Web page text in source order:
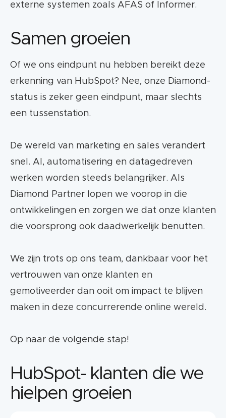
externe systemen zoals AFAS of Informer.
Samen groeien
Of we ons eindpunt nu hebben bereikt deze
erkenning van HubSpot? Nee, onze Diamond-
status is zeker geen eindpunt, maar slechts
een tussenstation.
De wereld van marketing en sales verandert
snel. AI, automatisering en datagedreven
werken worden steeds belangrijker. Als
Diamond Partner lopen we voorop in die
ontwikkelingen en zorgen we dat onze klanten
die voorsprong ook daadwerkelijk benutten.
We zijn trots op ons team, dankbaar voor het
vertrouwen van onze klanten en
gemotiveerder dan ooit om impact te blijven
maken in deze concurrerende online wereld.
Op naar de volgende stap!
HubSpot- klanten die we
hielpen groeien